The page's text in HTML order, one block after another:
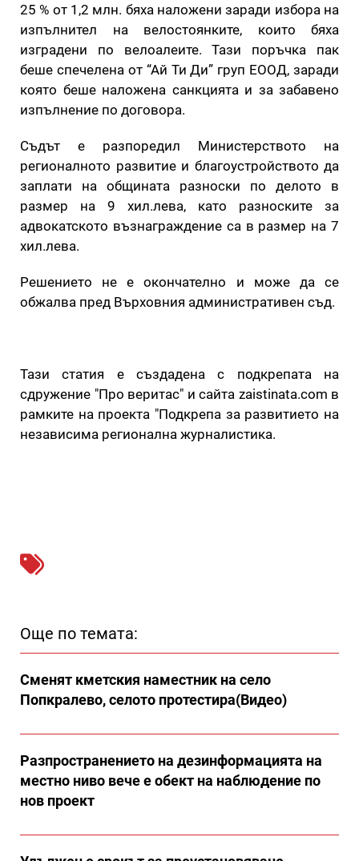
25 % от 1,2 млн. бяха наложени заради избора на
изпълнител на велостоянките, които бяха
изградени по велоалеите. Тази поръчка пак
беше спечелена от “Ай Ти Ди” груп ЕООД, заради
която беше наложена санкцията и за забавено
изпълнение по договора.
Съдът е разпоредил Министерството на
регионалното развитие и благоустройството да
заплати на общината разноски по делото в
размер на 9 хил.лева, като разноските за
адвокатското възнаграждение са в размер на 7
хил.лева.
Решението не е окончателно и може да се
обжалва пред Върховния административен съд.
Тази статия е създадена с подкрепата на
сдружение "Про веритас" и сайта zaistinata.com в
рамките на проекта "Подкрепа за развитието на
независима регионална журналистика.
Още по темата:
Сменят кметския наместник на село
Попкралево, селото протестира(Видео)
Разпространението на дезинформацията на
местно ниво вече е обект на наблюдение по
нов проект